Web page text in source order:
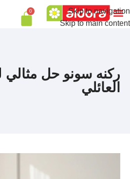
Skip to navigation
Skip to main content
0
ركنه سونو حل
العائلي